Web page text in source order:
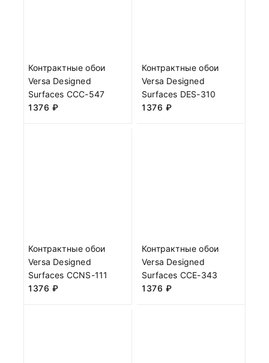
Контрактные обои
Versa Designed
Surfaces CCC-547
1376 ₽
Контрактные обои
Versa Designed
Surfaces DES-310
1376 ₽
Контрактные обои
Versa Designed
Surfaces CCNS-111
1376 ₽
Контрактные обои
Versa Designed
Surfaces CCE-343
1376 ₽